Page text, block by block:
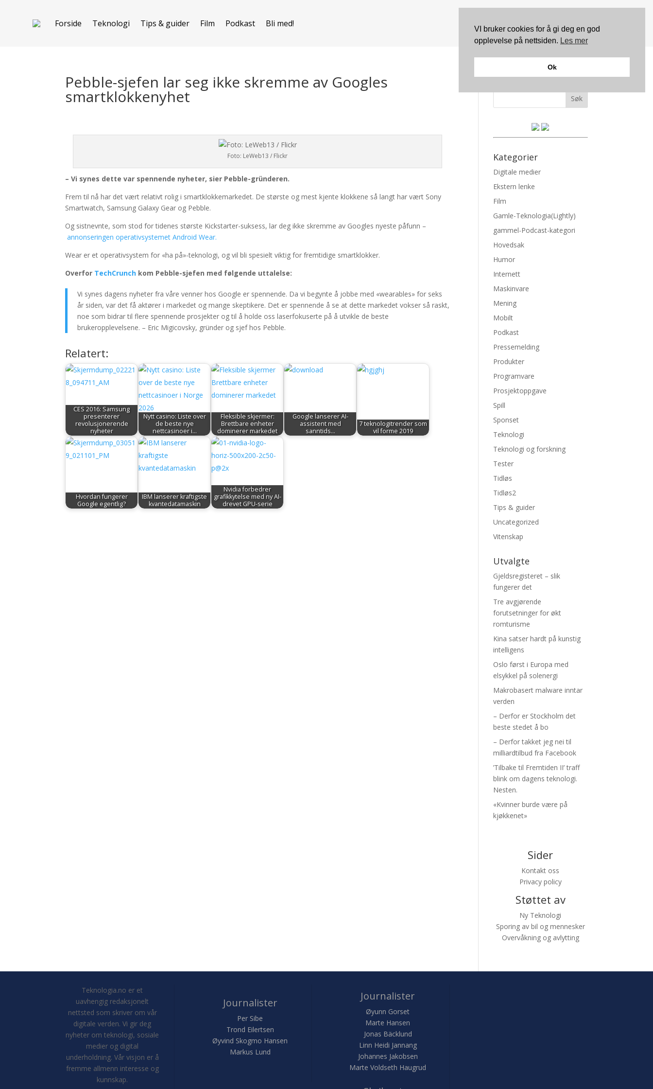
Forside Teknologi Tips & guider Film Podkast Bli med!
Pebble-sjefen lar seg ikke skremme av Googles
smartklokkenyhet
Foto: LeWeb13 / Flickr
– Vi synes dette var spennende nyheter, sier Pebble-gründeren.
Frem til nå har det vært relativt rolig i smartklokkemarkedet. De største og mest kjente klokkene så langt har vært Sony
Smartwatch, Samsung Galaxy Gear og Pebble.
Og sistnevnte, som stod for tidenes største Kickstarter-suksess, lar deg ikke skremme av Googles nyeste påfunn –
annonseringen operativsystemet Android Wear.
Wear er et operativsystem for «ha på»-teknologi, og vil bli spesielt viktig for fremtidige smartklokker.
Overfor TechCrunch kom Pebble-sjefen med følgende uttalelse:
Vi synes dagens nyheter fra våre venner hos Google er spennende. Da vi begynte å jobbe med «wearables» for seks
år siden, var det få aktører i markedet og mange skeptikere. Det er spennende å se at dette markedet vokser så raskt,
noe som bidrar til flere spennende prosjekter og til å holde oss laserfokuserte på å utvikle de beste
brukeropplevelsene. – Eric Migicovsky, gründer og sjef hos Pebble.
Relatert:
CES 2016: Samsung
presenterer
revolusjonerende
nyheter
Nytt casino: Liste over
de beste nye
nettcasinoer i…
Fleksible skjermer:
Brettbare enheter
dominerer markedet
Google lanserer AI-
assistent med
sanntids…
7 teknologitrender som
vil forme 2019
Hvordan fungerer
Google egentlig?
IBM lanserer kraftigste
kvantedatamaskin
Nvidia forbedrer
grafikkytelse med ny AI-
drevet GPU-serie
Søk
Kategorier
Digitale medier
Ekstern lenke
Film
Gamle-Teknologia(Lightly)
gammel-Podcast-kategori
Hovedsak
Humor
Internett
Maskinvare
Mening
Mobilt
Podkast
Pressemelding
Produkter
Programvare
Prosjektoppgave
Spill
Sponset
Teknologi
Teknologi og forskning
Tester
Tidløs
Tidløs2
Tips & guider
Uncategorized
Vitenskap
Utvalgte
Gjeldsregisteret – slik
fungerer det
Tre avgjørende
forutsetninger for økt
romturisme
Kina satser hardt på kunstig
intelligens
Oslo først i Europa med
elsykkel på solenergi
Makrobasert malware inntar
verden
– Derfor er Stockholm det
beste stedet å bo
– Derfor takket jeg nei til
milliardtilbud fra Facebook
’Tilbake til Fremtiden II’ traff
blink om dagens teknologi.
Nesten.
«Kvinner burde være på
kjøkkenet»
Sider
Kontakt oss
Privacy policy
Støttet av
Ny Teknologi
Sporing av bil og mennesker
Overvåkning og avlytting
Teknologia.no er et
uavhengig redaksjonelt
nettsted som skriver om vår
digitale verden. Vi gir deg
nyheter om teknologi, sosiale
medier og digital
underholdning. Vår visjon er å
fremme allmenn interesse og
kunnskap.
Journalister
Per Sibe
Trond Eilertsen
Øyvind Skogmo Hansen
Markus Lund
Journalister
Øyunn Gorset
Marte Hansen
Jonas Bäcklund
Linn Heidi Jannang
Johannes Jakobsen
Marte Voldseth Haugrud
VI bruker cookies for å gi deg en god
opplevelse på nettsiden. Les mer
Ok